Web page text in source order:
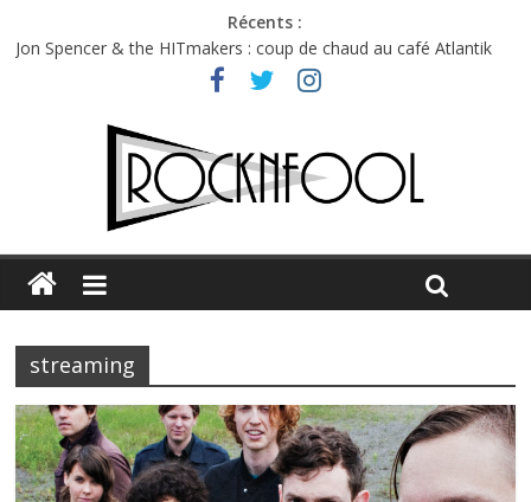
Récents :
Jon Spencer & the HITmakers : coup de chaud au café Atlantik
Hellfest 2026 vendredi : température et émotions en hausse
Hellfest 2026 jeudi : impossible de choisir entre chaleur et bonne
Première édition du Midgard Festival : entre bière, métal et
Charlie Puth à l’Olympia : la leçon de pop du Professeur Puth
streaming